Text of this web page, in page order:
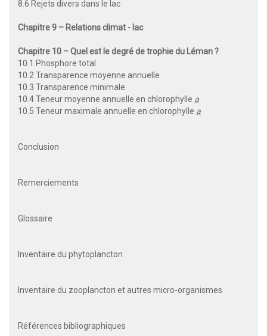
8.6 Rejets divers dans le lac
Chapitre 9 – Relations climat - lac
Chapitre 10 – Quel est le degré de trophie du Léman ?
10.1 Phosphore total
10.2 Transparence moyenne annuelle
10.3 Transparence minimale
10.4 Teneur moyenne annuelle en chlorophylle a
10.5 Teneur maximale annuelle en chlorophylle a
Conclusion
Remerciements
Glossaire
Inventaire du phytoplancton
Inventaire du zooplancton et autres micro-organismes
Références bibliographiques